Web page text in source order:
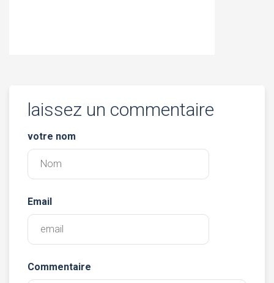
laissez un commentaire
votre nom
Email
Commentaire